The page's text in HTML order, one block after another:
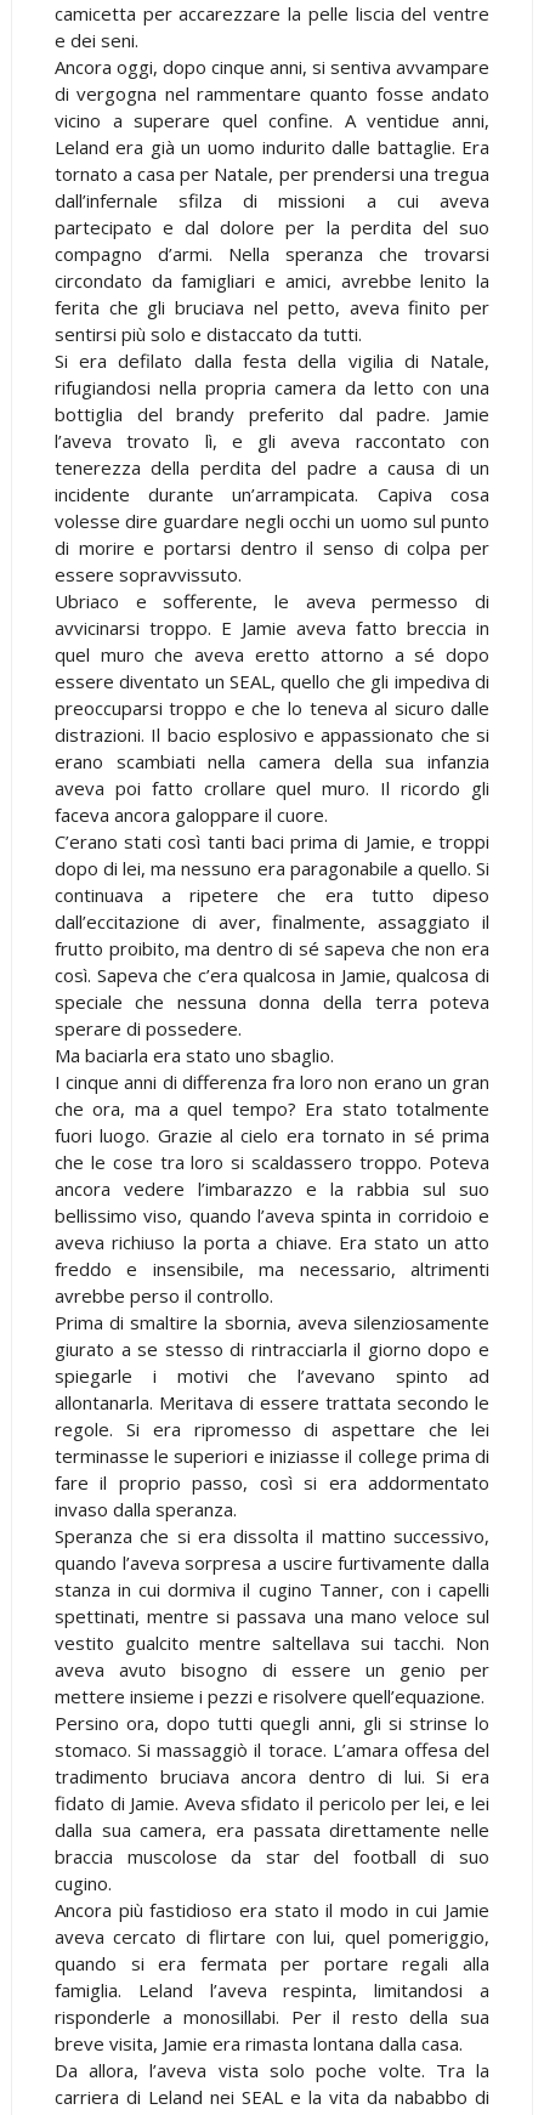
camicetta per accarezzare la pelle liscia del ventre
e dei seni.
Ancora oggi, dopo cinque anni, si sentiva avvampare
di vergogna nel rammentare quanto fosse andato
vicino a superare quel confine. A ventidue anni,
Leland era già un uomo indurito dalle battaglie. Era
tornato a casa per Natale, per prendersi una tregua
dall’infernale sfilza di missioni a cui aveva
partecipato e dal dolore per la perdita del suo
compagno d’armi. Nella speranza che trovarsi
circondato da famigliari e amici, avrebbe lenito la
ferita che gli bruciava nel petto, aveva finito per
sentirsi più solo e distaccato da tutti.
Si era defilato dalla festa della vigilia di Natale,
rifugiandosi nella propria camera da letto con una
bottiglia del brandy preferito dal padre. Jamie
l’aveva trovato lì, e gli aveva raccontato con
tenerezza della perdita del padre a causa di un
incidente durante un’arrampicata. Capiva cosa
volesse dire guardare negli occhi un uomo sul punto
di morire e portarsi dentro il senso di colpa per
essere sopravvissuto.
Ubriaco e sofferente, le aveva permesso di
avvicinarsi troppo. E Jamie aveva fatto breccia in
quel muro che aveva eretto attorno a sé dopo
essere diventato un SEAL, quello che gli impediva di
preoccuparsi troppo e che lo teneva al sicuro dalle
distrazioni. Il bacio esplosivo e appassionato che si
erano scambiati nella camera della sua infanzia
aveva poi fatto crollare quel muro. Il ricordo gli
faceva ancora galoppare il cuore.
C’erano stati così tanti baci prima di Jamie, e troppi
dopo di lei, ma nessuno era paragonabile a quello. Si
continuava a ripetere che era tutto dipeso
dall’eccitazione di aver, finalmente, assaggiato il
frutto proibito, ma dentro di sé sapeva che non era
così. Sapeva che c’era qualcosa in Jamie, qualcosa di
speciale che nessuna donna della terra poteva
sperare di possedere.
Ma baciarla era stato uno sbaglio.
I cinque anni di differenza fra loro non erano un gran
che ora, ma a quel tempo? Era stato totalmente
fuori luogo. Grazie al cielo era tornato in sé prima
che le cose tra loro si scaldassero troppo. Poteva
ancora vedere l’imbarazzo e la rabbia sul suo
bellissimo viso, quando l’aveva spinta in corridoio e
aveva richiuso la porta a chiave. Era stato un atto
freddo e insensibile, ma necessario, altrimenti
avrebbe perso il controllo.
Prima di smaltire la sbornia, aveva silenziosamente
giurato a se stesso di rintracciarla il giorno dopo e
spiegarle i motivi che l’avevano spinto ad
allontanarla. Meritava di essere trattata secondo le
regole. Si era ripromesso di aspettare che lei
terminasse le superiori e iniziasse il college prima di
fare il proprio passo, così si era addormentato
invaso dalla speranza.
Speranza che si era dissolta il mattino successivo,
quando l’aveva sorpresa a uscire furtivamente dalla
stanza in cui dormiva il cugino Tanner, con i capelli
spettinati, mentre si passava una mano veloce sul
vestito gualcito mentre saltellava sui tacchi. Non
aveva avuto bisogno di essere un genio per
mettere insieme i pezzi e risolvere quell’equazione.
Persino ora, dopo tutti quegli anni, gli si strinse lo
stomaco. Si massaggiò il torace. L’amara offesa del
tradimento bruciava ancora dentro di lui. Si era
fidato di Jamie. Aveva sfidato il pericolo per lei, e lei
dalla sua camera, era passata direttamente nelle
braccia muscolose da star del football di suo
cugino.
Ancora più fastidioso era stato il modo in cui Jamie
aveva cercato di flirtare con lui, quel pomeriggio,
quando si era fermata per portare regali alla
famiglia. Leland l’aveva respinta, limitandosi a
risponderle a monosillabi. Per il resto della sua
breve visita, Jamie era rimasta lontana dalla casa.
Da allora, l’aveva vista solo poche volte. Tra la
carriera di Leland nei SEAL e la vita da nababbo di